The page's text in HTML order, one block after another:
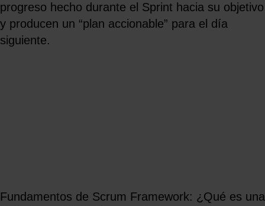
progreso hecho durante el Sprint hacia su objetivo
y producen un “plan accionable” para el día
siguiente.
Fundamentos de Scrum Framework: ¿Qué es una